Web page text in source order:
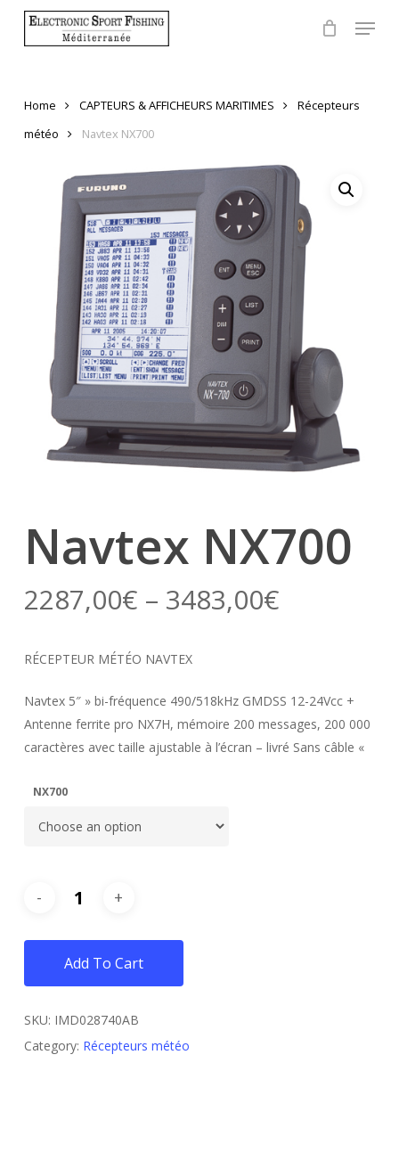
Menu
Home CAPTEURS & AFFICHEURS MARITIMES
Récepteurs
météo
Navtex NX700
Navtex NX700
2287,00€ – 3483,00€
RÉCEPTEUR MÉTÉO NAVTEX
Navtex 5″ » bi-fréquence 490/518kHz GMDSS 12-24Vcc +
Antenne ferrite pro NX7H, mémoire 200 messages, 200 000
caractères avec taille ajustable à l’écran – livré Sans câble «
NX700
Add To Cart
SKU: IMD028740AB
Category: Récepteurs météo